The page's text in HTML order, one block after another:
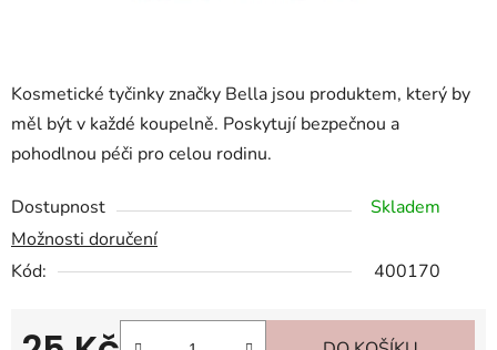
Kosmetické tyčinky značky Bella jsou produktem, který by
měl být v každé koupelně. Poskytují bezpečnou a
pohodlnou péči pro celou rodinu.
Dostupnost
Skladem
Možnosti doručení
Kód:
400170